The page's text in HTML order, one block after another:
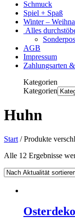
Schmuck
Spiel + Spaß
Winter –
Alles
AGB
Impressum
Zahlungsarten
Kategorien
Kategorien
Huhn
Start / Produkte
Alle 12 Ergebnisse